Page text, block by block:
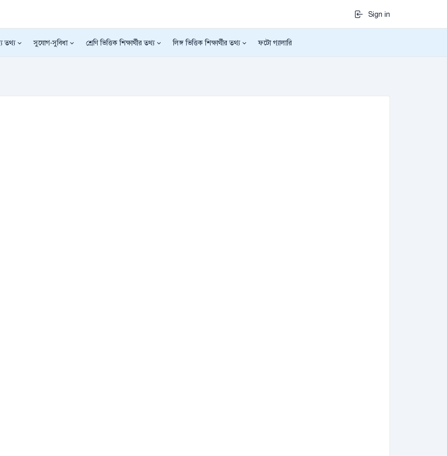
Sign in
তথ্য সুযোগ-সুবিধা শ্রেণি ভিত্তিক শিক্ষার্থীর তথ্য লিঙ্গ ভিত্তিক শিক্ষার্থীর তথ্য ফটো গ্যালারি